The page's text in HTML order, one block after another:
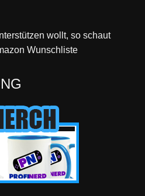
wollt, so schaut
Wunschliste